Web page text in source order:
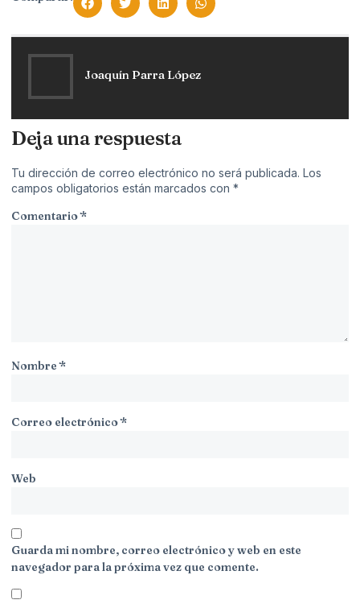
Joaquín Parra López
Deja una respuesta
Tu dirección de correo electrónico no será publicada. Los
campos obligatorios están marcados con *
Comentario*
Nombre*
Correo electrónico*
Web
Guarda mi nombre, correo electrónico y web en este
navegador para la próxima vez que comente.